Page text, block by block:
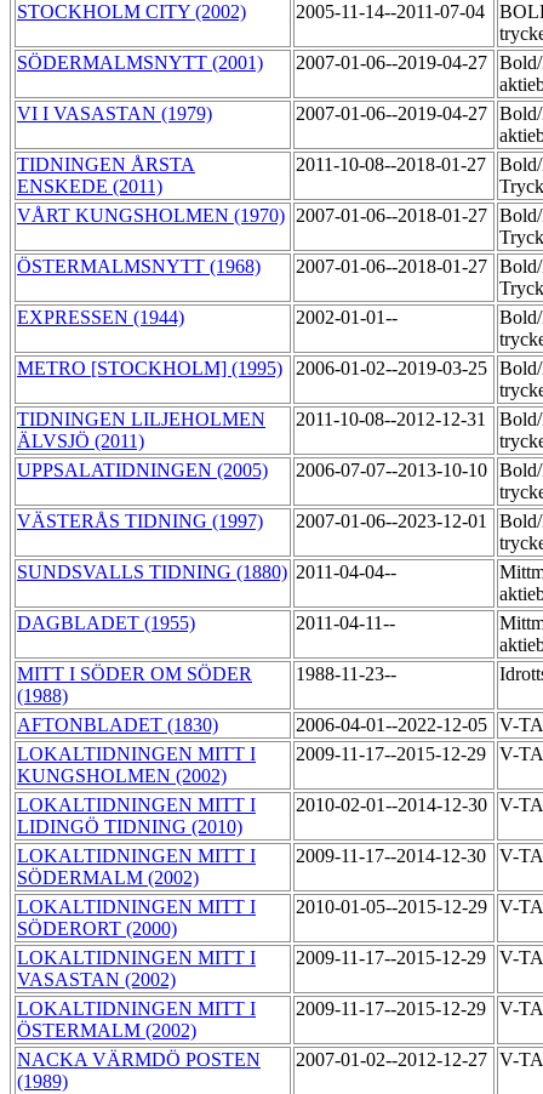
STOCKHOLM CITY (2002)
2005-11-14--2011-07-04
SÖDERMALMSNYTT (2001)
2007-01-06--2019-04-27
VI I VASASTAN (1979)
2007-01-06--2019-04-27
TIDNINGEN ÅRSTA
ENSKEDE (2011)
2011-10-08--2018-01-27
VÅRT KUNGSHOLMEN (1970) 2007-01-06--2018-01-27
ÖSTERMALMSNYTT (1968)
2007-01-06--2018-01-27
EXPRESSEN (1944)
2002-01-01--
METRO [STOCKHOLM] (1995)
2006-01-02--2019-03-25
TIDNINGEN LILJEHOLMEN
ÄLVSJÖ (2011)
2011-10-08--2012-12-31
UPPSALATIDNINGEN (2005)
2006-07-07--2013-10-10
VÄSTERÅS TIDNING (1997)
2007-01-06--2023-12-01
SUNDSVALLS TIDNING (1880) 2011-04-04--
DAGBLADET (1955)
2011-04-11--
MITT I SÖDER OM SÖDER
(1988)
1988-11-23--
AFTONBLADET (1830) 2006-04-01--2022-12-05 V-
LOKALTIDNINGEN MITT I
KUNGSHOLMEN (2002)
2009-11-17--2015-12-29 V-
LOKALTIDNINGEN MITT I
LIDINGÖ TIDNING (2010)
2010-02-01--2014-12-30 V-
LOKALTIDNINGEN MITT I
SÖDERMALM (2002)
2009-11-17--2014-12-30 V-
LOKALTIDNINGEN MITT I
SÖDERORT (2000)
2010-01-05--2015-12-29 V-
LOKALTIDNINGEN MITT I
VASASTAN (2002)
2009-11-17--2015-12-29 V-
LOKALTIDNINGEN MITT I
ÖSTERMALM (2002)
2009-11-17--2015-12-29 V-
NACKA VÄRMDÖ POSTEN
(1989)
2007-01-02--2012-12-27 V-